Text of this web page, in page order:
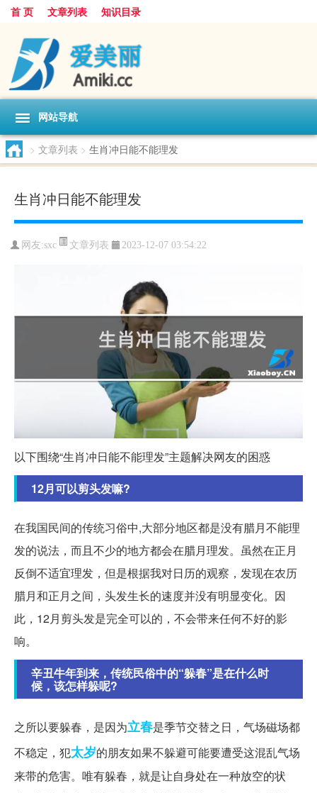
首 页 文章列表 知识目录
网站导航
> 文章列表 > 生肖冲日能不能理发
生肖冲日能不能理发
网友:sxc 文章列表 2023-12-07 03:54:22
以下围绕“生肖冲日能不能理发”主题解决网友的困惑
12月可以剪头发嘛?
在我国民间的传统习俗中,大部分地区都是没有腊月不能理
发的说法，而且不少的地方都会在腊月理发。虽然在正月
反倒不适宜理发，但是根据我对日历的观察，发现在农历
腊月和正月之间，头发生长的速度并没有明显变化。因
此，12月剪头发是完全可以的，不会带来任何不好的影
响。
辛丑牛年到来，传统民俗中的“躲春”是在什么时
候，该怎样躲呢?
之所以要躲春，是因为立春是季节交替之日，气场磁场都
不稳定，犯太岁的朋友如果不躲避可能要遭受这混乱气场
来带的危害。唯有躲春，就是让自身处在一种放空的状